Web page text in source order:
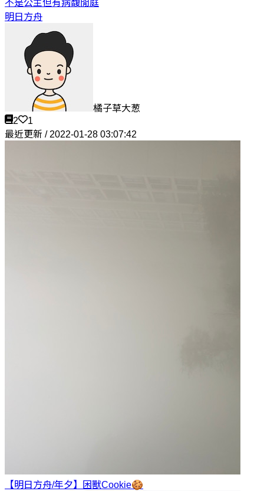
不是公主但有病馥閒庭
明日方舟
橘子草大葱
2
1
最近更新 / 2022-01-28 03:07:42
【明日方舟/年夕】困獸Cookie🍪